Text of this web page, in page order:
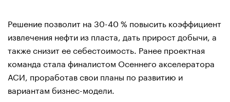
Решение позволит на 30-40 % повысить коэффициент
извлечения нефти из пласта, дать прирост добычи, а
также снизит ее себестоимость. Ранее проектная
команда стала финалистом Осеннего акселератора
АСИ, проработав свои планы по развитию и
вариантам бизнес-модели.